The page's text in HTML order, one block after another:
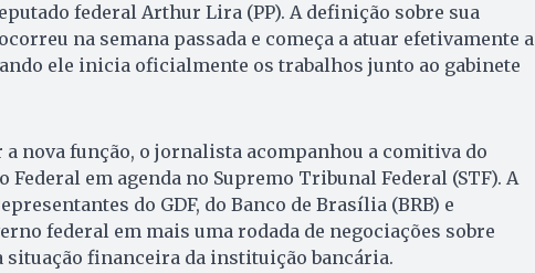
federal Arthur Lira (PP). A definição sobre sua
na semana passada e começa a atuar efetivamente a
ele inicia oficialmente os trabalhos junto ao gabinete
a nova função, o jornalista acompanhou a comitiva do
Federal em agenda no Supremo Tribunal Federal (STF). A
do GDF, do Banco de Brasília (BRB) e
federal em mais uma rodada de negociações sobre
situação financeira da instituição bancária.